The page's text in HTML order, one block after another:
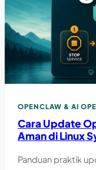
OPENCLAW & AI
Cara Update
Aman di Linux
Panduan praktik